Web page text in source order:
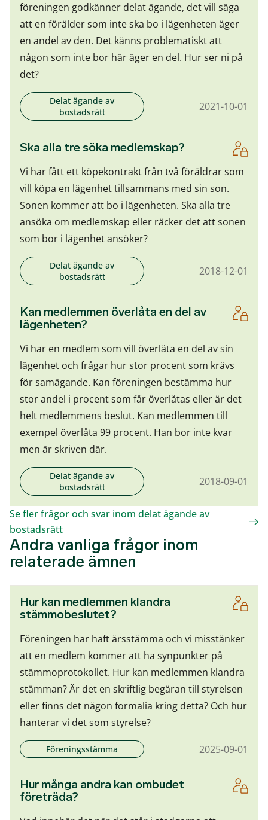
föreningen godkänner delat ägande, det vill säga
att en förälder som inte ska bo i lägenheten äger
en andel av den. Det känns problematiskt att
någon som inte bor här äger en del. Hur ser ni på
det?
Delat ägande av
bostadsrätt
2021-10-01
Ska alla tre söka medlemskap?
Vi har fått ett köpekontrakt från två föräldrar som
vill köpa en lägenhet tillsammans med sin son.
Sonen kommer att bo i lägenheten. Ska alla tre
ansöka om medlemskap eller räcker det att sonen
som bor i lägenhet ansöker?
Delat ägande av
bostadsrätt
2018-12-01
Kan medlemmen överlåta en del av
lägenheten?
Vi har en medlem som vill överlåta en del av sin
lägenhet och frågar hur stor procent som krävs
för samägande. Kan föreningen bestämma hur
stor andel i procent som får överlåtas eller är det
helt medlemmens beslut. Kan medlemmen till
exempel överlåta 99 procent. Han bor inte kvar
men är skriven där.
Delat ägande av
bostadsrätt
2018-09-01
Se fler frågor och svar inom delat ägande av
bostadsrätt
Andra vanliga frågor inom
relaterade ämnen
Hur kan medlemmen klandra
stämmobeslutet?
Föreningen har haft årsstämma och vi misstänker
att en medlem kommer att ha synpunkter på
stämmoprotokollet. Hur kan medlemmen klandra
stämman? Är det en skriftlig begäran till styrelsen
eller finns det någon formalia kring detta? Och hur
hanterar vi det som styrelse?
Föreningsstämma 2025-09-01
Hur många andra kan ombudet
företräda?